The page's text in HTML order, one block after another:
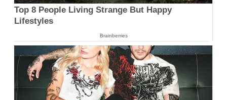
Top 8 People Living Strange But Happy
Lifestyles
Brainberries